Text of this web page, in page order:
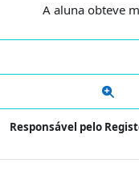
A aluna obteve
Responsável pelo